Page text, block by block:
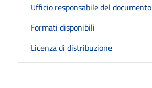
Ufficio responsabile del documento
Formati disponibili
Licenza di distribuzione